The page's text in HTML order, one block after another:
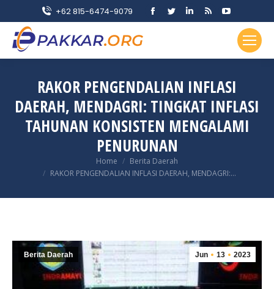
+62 815-6474-9079
Facebook
in
window
Twitter
in
window
Linkedin
in
window
Rss
opens
in
window
YouTube
page
opens
in
window
RAKOR PENGENDALIAN INFLASI
DAERAH, MENDAGRI: TINGKAT INFLASI
TAHUNAN KONSISTEN MENGALAMI
PENURUNAN
Home
Berita Daerah
RAKOR PENGENDALIAN INFLASI DAERAH, MENDAGRI:…
Jun 13 2023
Berita Daerah